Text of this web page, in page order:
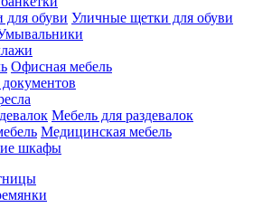
Уличные щетки для обуви
Офисная мебель
Мебель для раздевалок
Медицинская мебель
шкафы